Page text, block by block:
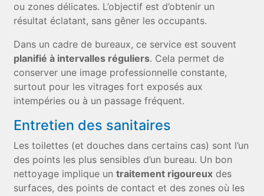
ou zones délicates. L’objectif est d’obtenir un
résultat éclatant, sans gêner les occupants.
Dans un cadre de bureaux, ce service est souvent
planifié à intervalles réguliers. Cela permet de
conserver une image professionnelle constante,
surtout pour les vitrages fort exposés aux
intempéries ou à un passage fréquent.
Entretien des sanitaires
Les toilettes (et douches dans certains cas) sont l’un
des points les plus sensibles d’un bureau. Un bon
nettoyage implique untraitement rigoureux des
surfaces, des points de contact et des zones où les